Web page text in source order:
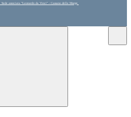
Sede associata "Leonardo da Vinci" - Cassano delle Murge